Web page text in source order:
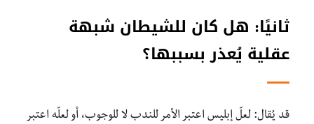
ثانيًا: هل كان للشيطان شبهة
عقلية يُعذر بسببها؟
قد يُقال: لعلّ إبليس اعتبر الأمر للندب لا للوجوب، أو لعلّه اعتبر